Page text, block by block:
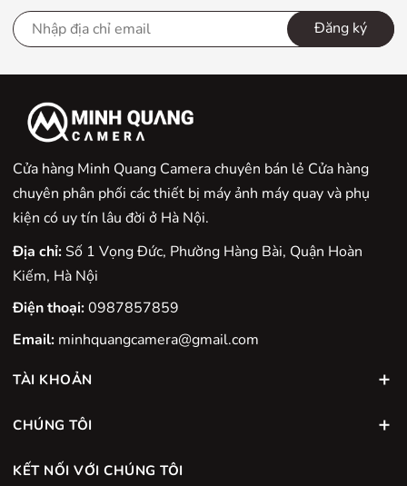
Đăng ký
Cửa hàng Minh Quang Camera chuyên bán lẻ Cửa hàng
chuyên phân phối các thiết bị máy ảnh máy quay và phụ
kiện có uy tín lâu đời ở Hà Nội.
Địa chỉ:Số 1 Vọng Đức, Phường Hàng Bài, Quận Hoàn
Kiếm, Hà Nội
Điện thoại:0987857859
Email: minhquangcamera@gmail.com
TÀI KHOẢN
CHÚNG TÔI
KẾT NỐI VỚI CHÚNG TÔI